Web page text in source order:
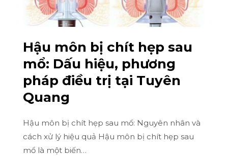
Hậu môn bị chít hẹp sau
mổ: Dấu hiệu, phương
pháp điều trị tại Tuyên
Quang
Hậu môn bị chít hẹp sau mổ: Nguyên nhân và
cách xử lý hiệu quả Hậu môn bị chít hẹp sau
mổ là một biến…